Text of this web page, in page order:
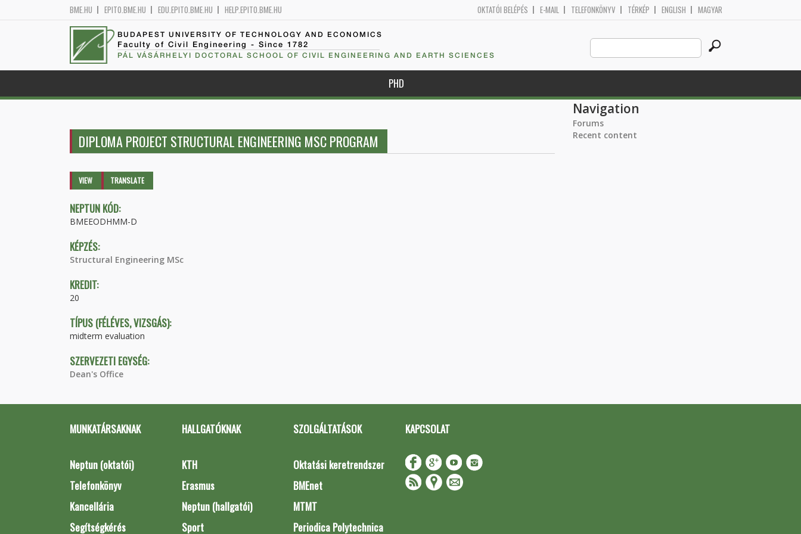
BME.HU EPITO.BME.HU EDU.EPITO.BME.HU HELP.EPITO.BME.HU OKTATÓI BELÉPÉS E-MAIL TELEFONKÖNYV TÉRKÉP ENGLISH MAGYAR
BUDAPEST UNIVERSITY OF TECHNOLOGY AND ECONOMICS
Faculty of Civil Engineering - Since 1782
PÁL VÁSÁRHELYI DOCTORAL SCHOOL OF CIVIL ENGINEERING AND EARTH SCIENCES
Search
this
site
PHD
DIPLOMA PROJECT STRUCTURAL ENGINEERING MSC PROGRAM
Primary tabs
VIEW (ACTIVETRANSLATE
NEPTUN KÓD:
BMEEODHMM-D
KÉPZÉS:
Structural Engineering MSc
KREDIT:
20
TÍPUS (FÉLÉVES, VIZSGÁS):
midterm evaluation
SZERVEZETI EGYSÉG:
Dean's Office
Navigation
Forums
Recent content
MUNKATÁRSAKNAK
Neptun (oktatói)
Telefonkönyv
Kancellária
Segítségkérés
HALLGATÓKNAK
KTH
Erasmus
Neptun (hallgatói)
Sport
SZOLGÁLTATÁSOK
Oktatási keretrendszer
BMEnet
MTMT
Periodica Polytechnica
KAPCSOLAT